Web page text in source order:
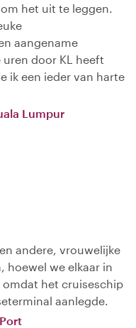
het uit te leggen.
aangename
door KL heeft
ik een ieder van harte
Lumpur
andere, vrouwelijke
hoewel we elkaar in
het cruiseschip
aanlegde.